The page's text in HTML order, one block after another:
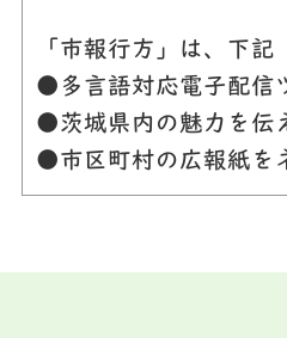
「市報行方」は、下
●多言語対応電子配
●茨城県内の魅力を伝
●市区町村の広報紙を